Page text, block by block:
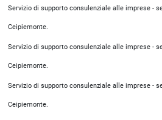
Servizio di supporto consulenziale alle imprese -
Ceipiemonte.
Servizio di supporto consulenziale alle imprese -
Ceipiemonte.
Servizio di supporto consulenziale alle imprese -
Ceipiemonte.